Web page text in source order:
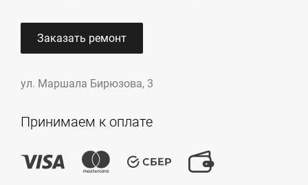
Заказать ремонт
ул. Маршала Бирюзова, 3
Принимаем к оплате